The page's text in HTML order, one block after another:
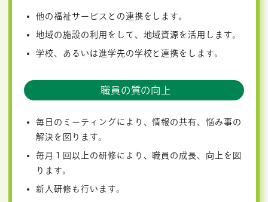
他の福祉サービスとの連携をします。
地域の施設の利用をして、地域資源を活用します。
学校、あるいは進学先の学校と連携をします。
職員の質の向上
毎日のミーティングにより、情報の共有、悩み事の
解決を図ります。
毎月１回以上の研修により、職員の成長、向上を図
ります。
新人研修も行います。